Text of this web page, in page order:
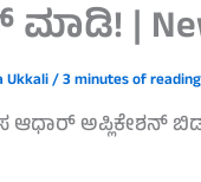
| New
Ukkali/3 minutes of reading